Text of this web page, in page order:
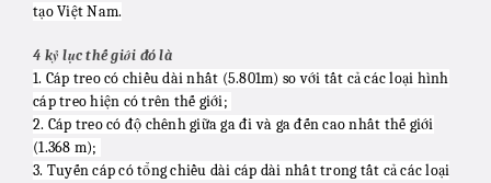
tạo Việt Nam.
4 kỷ lục thế giới đó là
1. Cáp treo có chiều dài nhất (5.801m) so với tất cả các loại hình
cáp treo hiện có trên thế giới;
2. Cáp treo có độ chênh giữa ga đi và ga đến cao nhất thế giới
(1.368 m);
3. Tuyến cáp có tổng chiều dài cáp dài nhất trong tất cả các loại